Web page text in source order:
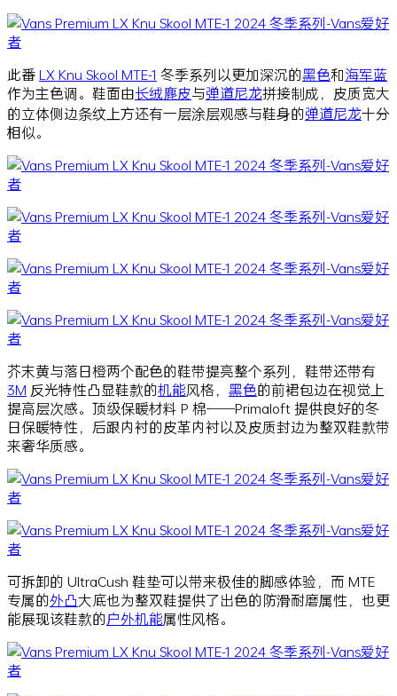
此番LX Knu Skool MTE-1 冬季系列以更加深沉的黑色和海军蓝
作为主色调。鞋面由长绒麂皮与弹道尼龙拼接制成，皮质宽大
的立体侧边条纹上方还有一层涂层观感与鞋身的弹道尼龙十分
相似。
芥末黄与落日橙两个配色的鞋带提亮整个系列，鞋带还带有
3M 反光特性凸显鞋款的机能风格， 黑色的前裙包边在视觉上
提高层次感。顶级保暖材料 P 棉——Primaloft 提供良好的冬
日保暖特性，后跟内衬的皮革内衬以及皮质封边为整双鞋款带
来奢华质感。
可拆卸的 UltraCush 鞋垫可以带来极佳的脚感体验，而 MTE
专属的外凸大底也为整双鞋提供了出色的防滑耐磨属性，也更
能展现该鞋款的户外机能属性风格。